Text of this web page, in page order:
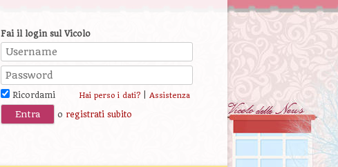
Fai il login sul Vicolo
Ricordami Hai perso i dati?| Assistenza
o registrati subito